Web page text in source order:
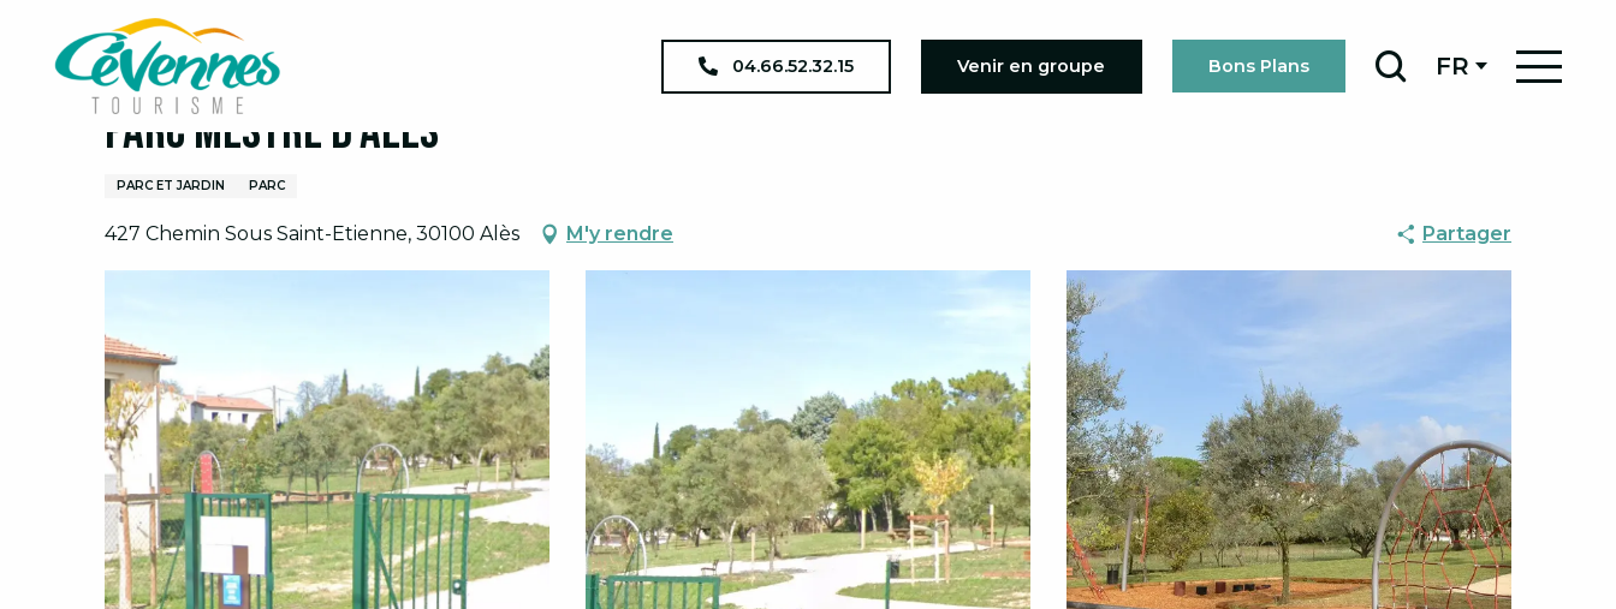
contenu
04.66.52.32.15 Venir en groupe Bons Plans FR
Accueil Visites et découvertes
Parc Mestre d'Alès
PARC ET JARDIN PARC
427 Chemin Sous Saint-Etienne, 30100 Alès M'y rendre Partager